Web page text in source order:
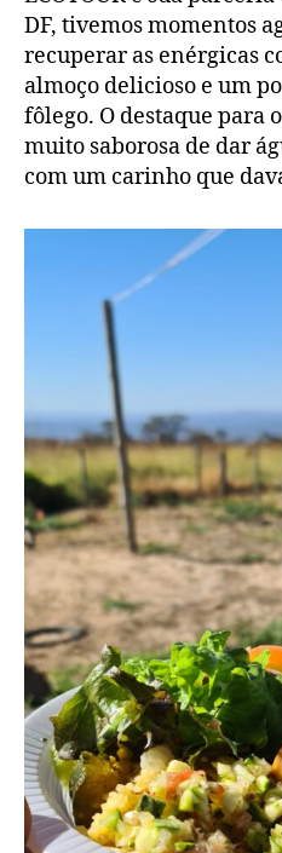
DF, tivemos momentos
recuperar as enérgicas
almoço delicioso e um
fôlego. O destaque para
muito saborosa de dar
com um carinho que